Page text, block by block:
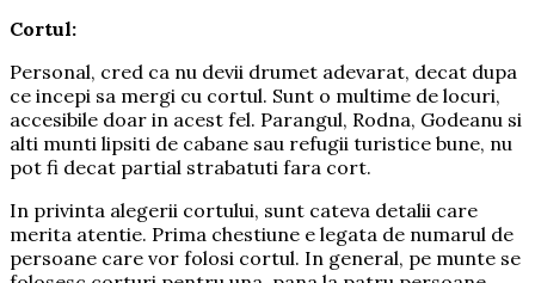
Cortul:
Personal, cred ca nu devii drumet adevarat, decat dupa
ce incepi sa mergi cu cortul. Sunt o multime de locuri,
accesibile doar in acest fel. Parangul, Rodna, Godeanu si
alti munti lipsiti de cabane sau refugii turistice bune, nu
pot fi decat partial strabatuti fara cort.
In privinta alegerii cortului, sunt cateva detalii care
merita atentie. Prima chestiune e legata de numarul de
persoane care vor folosi cortul. In general, pe munte se